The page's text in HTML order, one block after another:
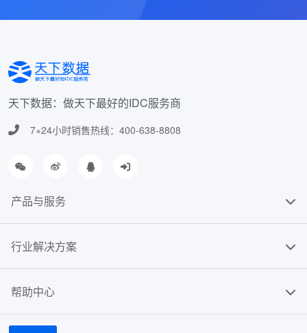
天下数据：做天下最好的IDC服务商
7×24小时销售热线：400-638-8808
产品与服务
行业解决方案
帮助中心